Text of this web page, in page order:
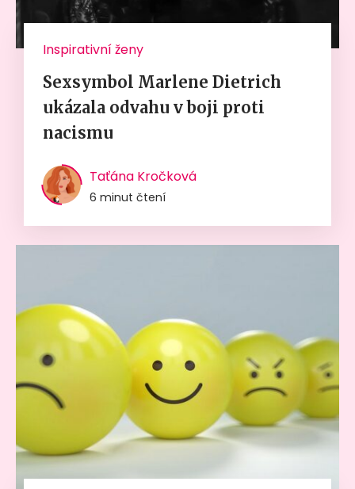
Inspirativní ženy
Sexsymbol Marlene Dietrich
ukázala odvahu v boji proti
nacismu
Taťána Kročková
6 minut čtení